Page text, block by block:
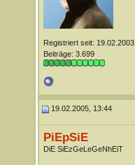
Registriert seit: 19.02.2003
Beiträge: 3.699
19.02.2005, 13:44
PiEpSiE
DiE SiEzGeLeGeNhEiT